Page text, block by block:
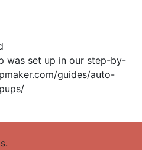
was set up in our step-by-
guides/auto-